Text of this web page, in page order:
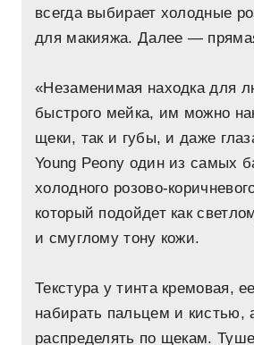
всегда выбирает холодные
для макияжа. Далее —
«Незаменимая находка для
быстрого мейка, им можно
щеки, так и губы, и даже
Young Peony один из самых
холодного розово-
который подойдет как
и смуглому тону кожи.
Текстура у тинта кремовая,
набирать пальцем и кистью,
распределять по щекам.